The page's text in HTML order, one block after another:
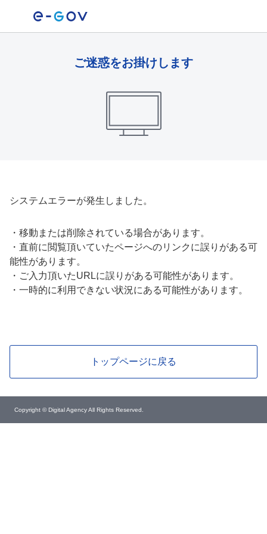
ご迷惑をお掛けします
システムエラーが発生しました。
・ 移動または削除されている場合があります。
・ 直前に閲覧頂いていたページへのリンクに誤りがある可
能性があります。
・ ご入力頂いたURLに誤りがある可能性があります。
・ 一時的に利用できない状況にある可能性があります。
トップページに戻る
Copyright © Digital Agency All Rights Reserved.